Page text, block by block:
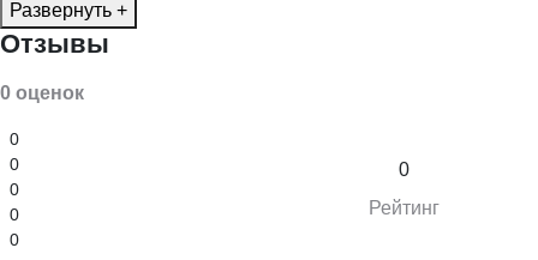
Развернуть +
Отзывы
0 оценок
0
0
0
0
0
0
Рейтинг